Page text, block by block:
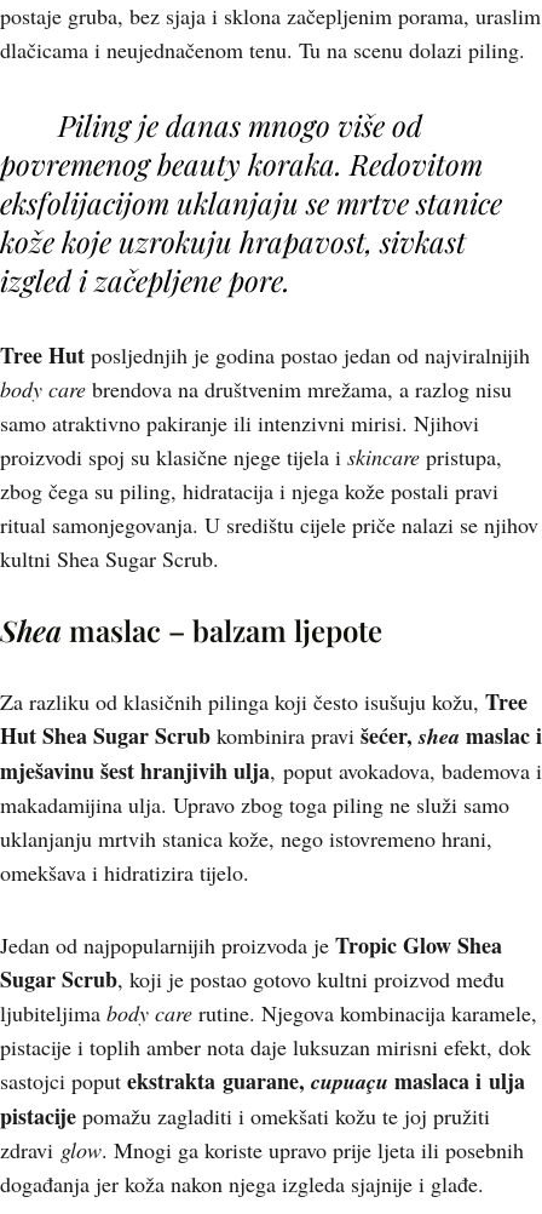
postaje gruba, bez sjaja i sklona začepljenim porama, uraslim
dlačicama i neujednačenom tenu. Tu na scenu dolazi piling.
Piling je danas mnogo više od
povremenogbeauty koraka. Redovitom
eksfolijacijom uklanjaju se mrtve stanice
kože koje uzrokuju hrapavost, sivkast
izgled i začepljene pore.
Tree Hut posljednjih je godina postao jedan od najviralnijih
body care brendova na društvenim mrežama, a razlog nisu
samo atraktivno pakiranje ili intenzivni mirisi. Njihovi
proizvodi spoj su klasične njege tijela i skincare pristupa,
zbog čega su piling, hidratacija i njega kože postali pravi
ritual samonjegovanja. U središtu cijele priče nalazi se njihov
kultni Shea Sugar Scrub.
Sheamaslac – balzam ljepote
Za razliku od klasičnih pilinga koji često isušuju kožu, Tree
Hut Shea Sugar Scrub kombinira pravi šećer,shea maslac i
mješavinu šest hranjivih ulja, poput avokadova, bademova i
makadamijina ulja. Upravo zbog toga piling ne služi samo
uklanjanju mrtvih stanica kože, nego istovremeno hrani,
omekšava i hidratizira tijelo.
Jedan od najpopularnijih proizvoda je Tropic Glow Shea
Sugar Scrub, koji je postao gotovo kultni proizvod među
ljubiteljima body care rutine. Njegova kombinacija karamele,
pistacije i toplih amber nota daje luksuzan mirisni efekt, dok
sastojci poput ekstrakta guarane, cupuaçu maslaca i ulja
pistacije pomažu zagladiti i omekšati kožu te joj pružiti
zdravi glow. Mnogi ga koriste upravo prije ljeta ili posebnih
događanja jer koža nakon njega izgleda sjajnije i glađe.